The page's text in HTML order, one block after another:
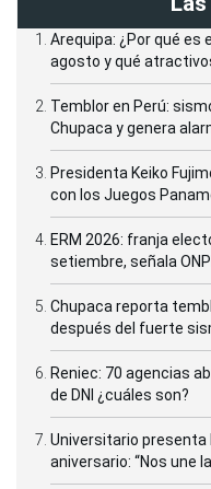
Arequipa: ¿Por qué
agosto y qué
Temblor en Perú:
Chupaca y genera
Presidenta Keiko
con los Juegos
ERM 2026: franja
setiembre, señala
Chupaca reporta
después del fuerte
Reniec: 70 agencias
de DNI ¿cuáles son?
Universitario presenta
aniversario: “Nos une